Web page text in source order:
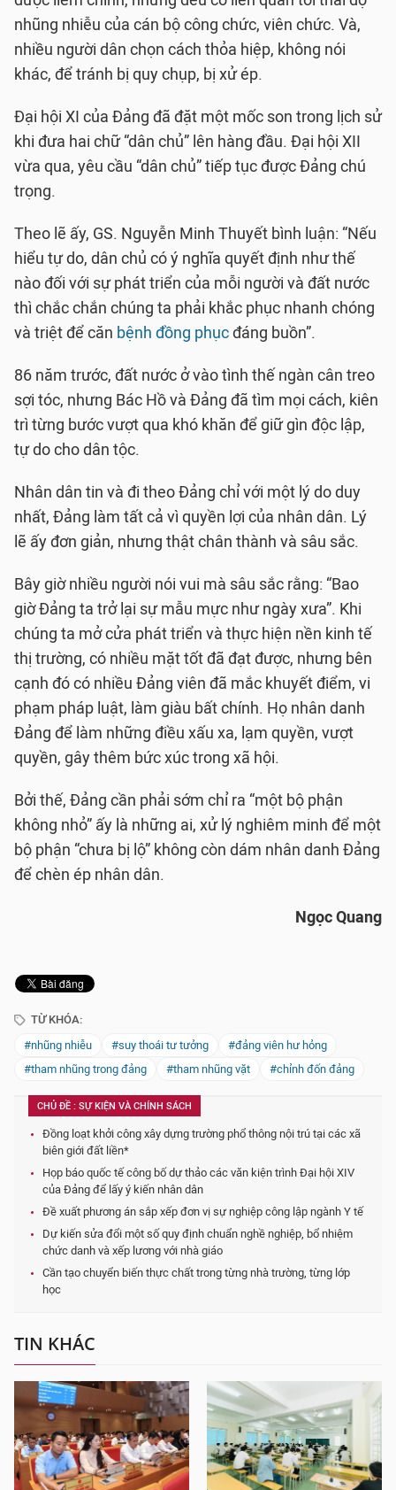
nhũng nhiễu của cán bộ công chức, viên chức. Và,
nhiều người dân chọn cách thỏa hiệp, không nói
khác, để tránh bị quy chụp, bị xử ép.
Đại hội XI của Đảng đã đặt một mốc son trong lịch sử
khi đưa hai chữ “dân chủ” lên hàng đầu. Đại hội XII
vừa qua, yêu cầu “dân chủ” tiếp tục được Đảng chú
trọng.
Theo lẽ ấy, GS. Nguyễn Minh Thuyết bình luận: “Nếu
hiểu tự do, dân chủ có ý nghĩa quyết định như thế
nào đối với sự phát triển của mỗi người và đất nước
thì chắc chắn chúng ta phải khắc phục nhanh chóng
và triệt để căn bệnh đồng phụcđáng buồn”.
86 năm trước, đất nước ở vào tình thế ngàn cân treo
sợi tóc, nhưng Bác Hồ và Đảng đã tìm mọi cách, kiên
trì từng bước vượt qua khó khăn để giữ gìn độc lập,
tự do cho dân tộc.
Nhân dân tin và đi theo Đảng chỉ với một lý do duy
nhất, Đảng làm tất cả vì quyền lợi của nhân dân. Lý
lẽ ấy đơn giản, nhưng thật chân thành và sâu sắc.
Bây giờ nhiều người nói vui mà sâu sắc rằng: “Bao
giờ Đảng ta trở lại sự mẫu mực như ngày xưa”. Khi
chúng ta mở cửa phát triển và thực hiện nền kinh tế
thị trường, có nhiều mặt tốt đã đạt được, nhưng bên
cạnh đó có nhiều Đảng viên đã mắc khuyết điểm, vi
phạm pháp luật, làm giàu bất chính. Họ nhân danh
Đảng để làm những điều xấu xa, lạm quyền, vượt
quyền, gây thêm bức xúc trong xã hội.
Bởi thế, Đảng cần phải sớm chỉ ra “một bộ phận
không nhỏ” ấy là những ai, xử lý nghiêm minh để một
bộ phận “chưa bị lộ” không còn dám nhân danh Đảng
để chèn ép nhân dân.
Ngọc Quang
TỪ KHÓA:
#nhũng nhiễu
#suy thoái tư tưởng
#đảng viên hư hỏng
#tham nhũng trong đảng
#tham nhũng vặt #chỉnh đốn đảng
CHỦ ĐỀ : SỰ KIỆN VÀ CHÍNH SÁCH
Đồng loạt khởi công xây dựng trường phổ thông nội trú tại các xã
biên giới đất liền*
Họp báo quốc tế công bố dự thảo các văn kiện trình Đại hội XIV
của Đảng để lấy ý kiến nhân dân
Đề xuất phương án sắp xếp đơn vị sự nghiệp công lập ngành Y tế
Dự kiến sửa đổi một số quy định chuẩn nghề nghiệp, bổ nhiệm
chức danh và xếp lương với nhà giáo
Cần tạo chuyển biến thực chất trong từng nhà trường, từng lớp
học
TIN KHÁC